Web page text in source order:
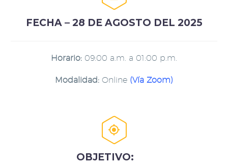
FECHA – 28 DE AGOSTO DEL 2025
Horario: 09:00 a.m. a 01:00 p.m.
Modalidad: Online (Vía Zoom)


OBJETIVO: